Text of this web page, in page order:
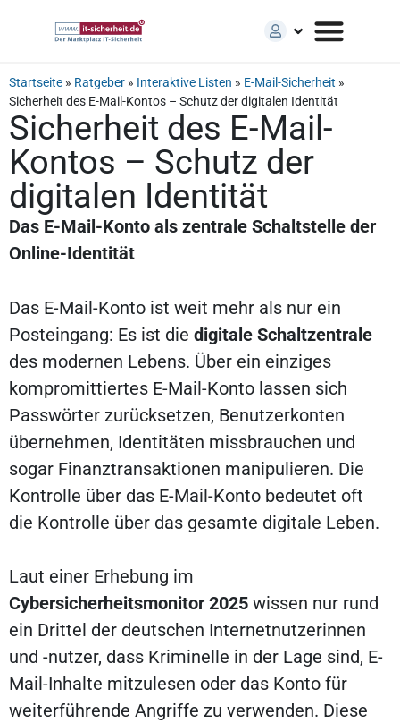
Startseite » Ratgeber » Interaktive Listen » E-Mail-Sicherheit »
Sicherheit des E-Mail-Kontos – Schutz der digitalen Identität
Sicherheit des E-Mail-
Kontos – Schutz der
digitalen Identität
Das E-Mail-Konto als zentrale Schaltstelle der
Online-Identität
Das E-Mail-Konto ist weit mehr als nur ein
Posteingang: Es ist die digitale Schaltzentrale
des modernen Lebens. Über ein einziges
kompromittiertes E-Mail-Konto lassen sich
Passwörter zurücksetzen, Benutzerkonten
übernehmen, Identitäten missbrauchen und
sogar Finanztransaktionen manipulieren. Die
Kontrolle über das E-Mail-Konto bedeutet oft
die Kontrolle über das gesamte digitale Leben.
Laut einer Erhebung im
Cybersicherheitsmonitor 2025 wissen nur rund
ein Drittel der deutschen Internetnutzerinnen
und -nutzer, dass Kriminelle in der Lage sind, E-
Mail-Inhalte mitzulesen oder das Konto für
weiterführende Angriffe zu verwenden. Diese